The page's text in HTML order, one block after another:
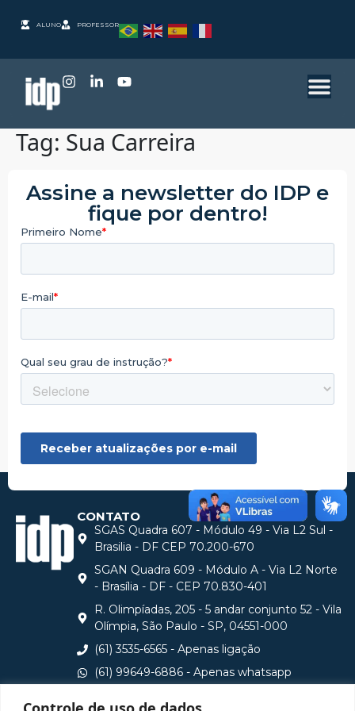
ALUNO PROFESSOR
Tag: Sua Carreira
Assine a newsletter do IDP e
fique por dentro!
CONTATO
SGAS Quadra 607 - Módulo 49 - Via L2 Sul -
Brasilia - DF CEP 70.200-670
SGAN Quadra 609 - Módulo A - Via L2 Norte
- Brasília - DF - CEP 70.830-401
R. Olimpíadas, 205 - 5 andar conjunto 52 - Vila
Olímpia, São Paulo - SP, 04551-000
(61) 3535-6565 - Apenas ligação
(61) 99649-6886 - Apenas whatsapp